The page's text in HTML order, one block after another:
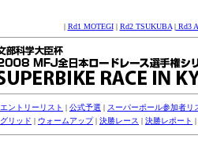
| Rd1 MOTEGI| Rd2 TSUKUBA|Rd3
エントリーリスト | 公式予選 | スーパーポール参加者リ
グリッド | ウォームアップ| 決勝レース | 決勝レポート |